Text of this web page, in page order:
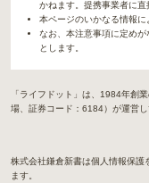
かねます。提携事業者に直
本ページのいかなる情報に
なお、本注意事項に定め
とします。
「ライフドット」は、1984年創
場、証券コード：6184）が運営し
株式会社鎌倉新書は個人情報保護
ます。